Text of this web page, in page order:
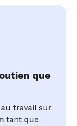
que
travail sur
tant que